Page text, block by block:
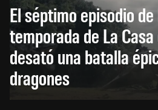
El séptimo episodio
temporada de La
desató una batalla
dragones